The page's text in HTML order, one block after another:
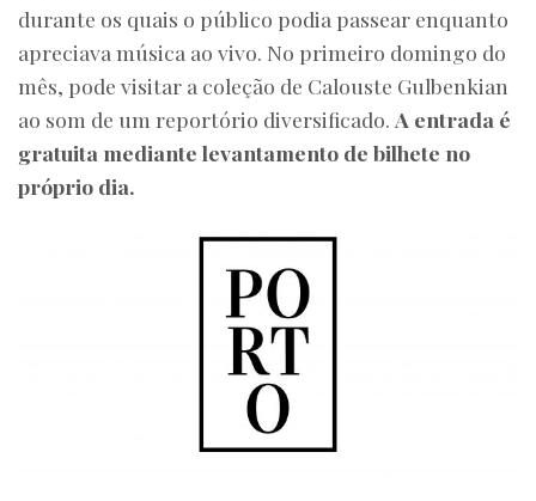
durante os quais o público podia passear enquanto
apreciava música ao vivo. No primeiro domingo do
mês, pode visitar a coleção de Calouste Gulbenkian
ao som de um reportório diversificado. A entrada é
gratuita mediante levantamento de bilhete no
próprio dia.